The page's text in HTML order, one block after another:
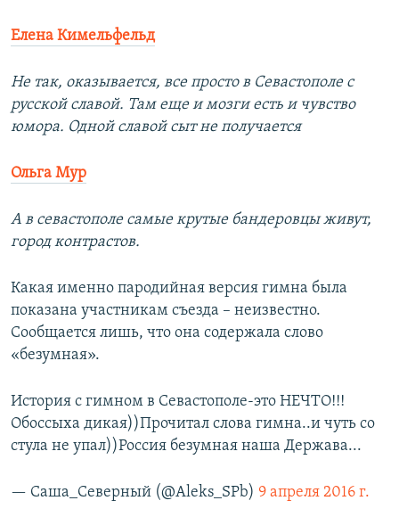
Елена Кимельфельд
Не так, оказывается, все просто в Севастополе с
русской славой. Там еще и мозги есть и чувство
юмора. Одной славой сыт не получается
Ольга Мур
А в севастополе самые крутые бандеровцы живут,
город контрастов.
Какая именно пародийная версия гимна была
показана участникам съезда – неизвестно.
Сообщается лишь, что она содержала слово
«безумная».
История с гимном в Севастополе-это НЕЧТО!!!
Обоссыха дикая))Прочитал слова гимна..и чуть со
стула не упал))Россия безумная наша Держава...
— Саша_Северный (@Aleks_SPb) 9 апреля 2016 г.